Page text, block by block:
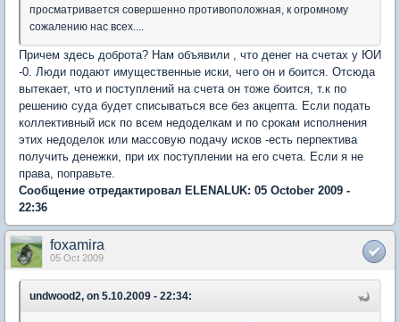
просматривается совершенно противоположная, к огромному
сожалению нас всех....
Причем здесь доброта? Нам объявили , что денег на счетах у ЮИ
-0. Люди подают имущественные иски, чего он и боится. Отсюда
вытекает, что и поступлений на счета он тоже боится, т.к по
решению суда будет списываться все без акцепта. Если подать
коллективный иск по всем недоделкам и по срокам исполнения
этих недоделок или массовую подачу исков -есть перпектива
получить денежки, при их поступлении на его счета. Если я не
права, поправьте.
Сообщение отредактировал ELENALUK: 05 October 2009 -
22:36
foxamira
05 Oct 2009
undwood2, on 5.10.2009 - 22:34: